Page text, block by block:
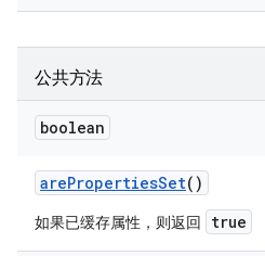
公共方法
boolean
arePropertiesSet()
如果已缓存属性，则返回 true